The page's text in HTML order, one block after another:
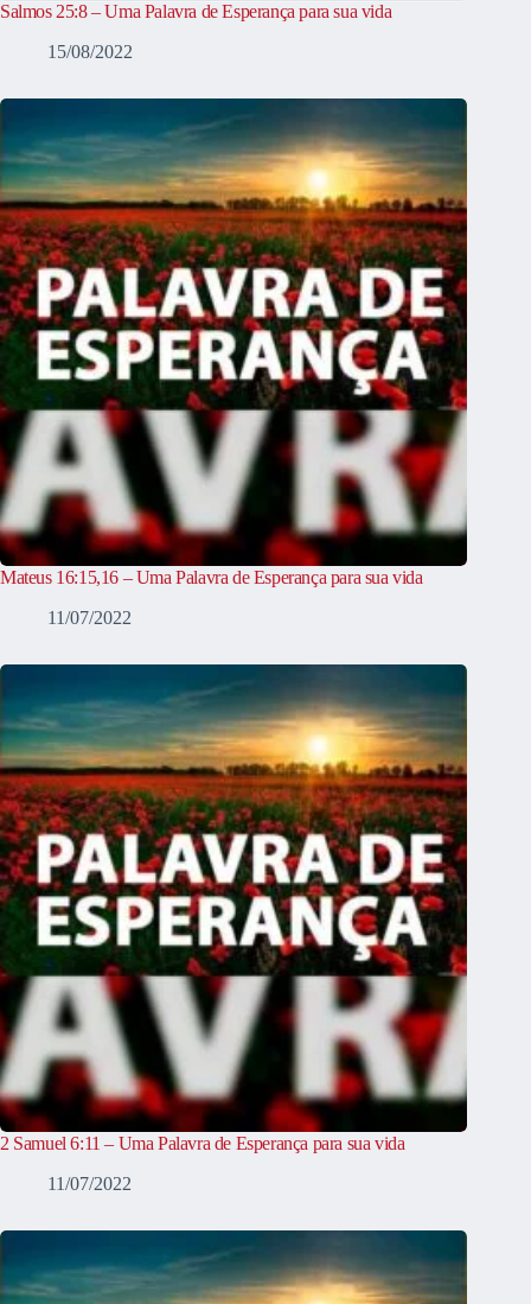
Salmos 25:8 – Uma Palavra de Esperança para sua vida
15/08/2022
Mateus 16:15,16 – Uma Palavra de Esperança para sua vida
11/07/2022
2 Samuel 6:11 – Uma Palavra de Esperança para sua vida
11/07/2022